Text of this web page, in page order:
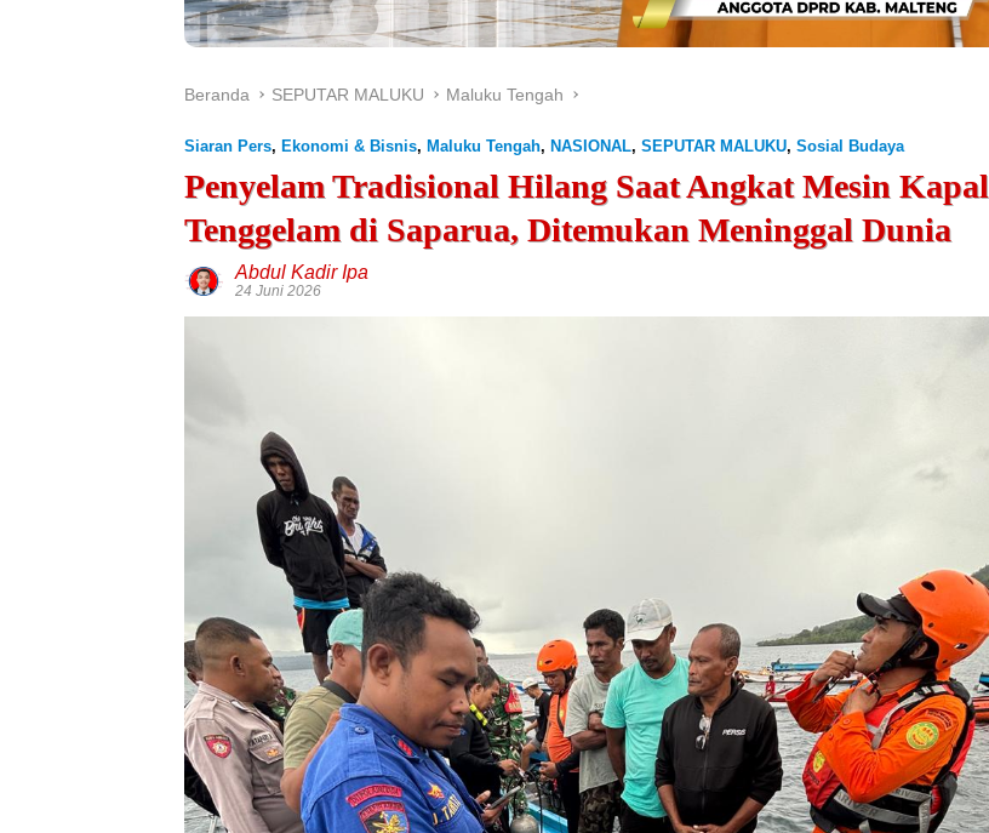
Beranda SEPUTAR MALUKU Maluku Tengah
Siaran Pers, Ekonomi & Bisnis, Maluku Tengah, NASIONAL, SEPUTAR MALUKU, Sosial Budaya
Penyelam Tradisional Hilang Saat Angkat Mesin Kapal
Tenggelam di Saparua, Ditemukan Meninggal Dunia
Abdul Kadir Ipa
24 Juni 2026